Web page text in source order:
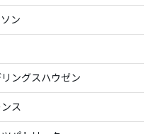
ン
ングスハウゼン
ス